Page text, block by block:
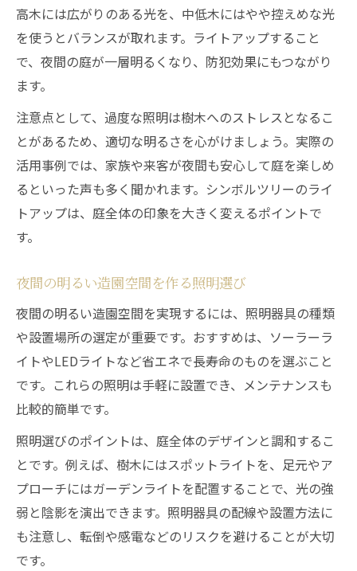
高木には広がりのある光を、中低木にはやや控えめな光
を使うとバランスが取れます。ライトアップすること
で、夜間の庭が一層明るくなり、防犯効果にもつながり
ます。
注意点として、過度な照明は樹木へのストレスとなるこ
とがあるため、適切な明るさを心がけましょう。実際の
活用事例では、家族や来客が夜間も安心して庭を楽しめ
るといった声も多く聞かれます。シンボルツリーのライ
トアップは、庭全体の印象を大きく変えるポイントで
す。
夜間の明るい造園空間を作る照明選び
夜間の明るい造園空間を実現するには、照明器具の種類
や設置場所の選定が重要です。おすすめは、ソーラーラ
イトやLEDライトなど省エネで長寿命のものを選ぶこと
です。これらの照明は手軽に設置でき、メンテナンスも
比較的簡単です。
照明選びのポイントは、庭全体のデザインと調和するこ
とです。例えば、樹木にはスポットライトを、足元やア
プローチにはガーデンライトを配置することで、光の強
弱と陰影を演出できます。照明器具の配線や設置方法に
も注意し、転倒や感電などのリスクを避けることが大切
です。